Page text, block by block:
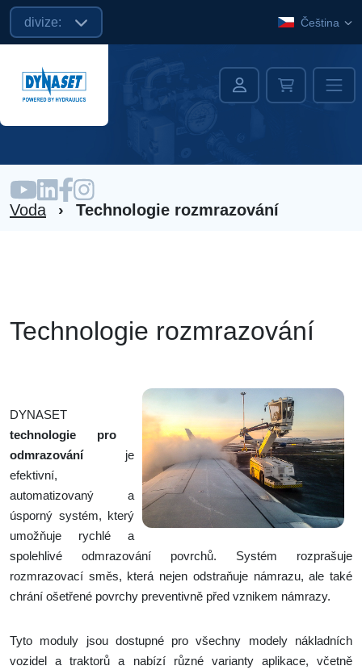
divize: Čeština
Voda › Technologie rozmrazování
Technologie rozmrazování
DYNASET
technologie pro
odmrazováníje
efektivní,
automatizovaný a
úsporný systém, který
umožňuje rychlé a
spolehlivé odmrazování povrchů. Systém rozprašuje
rozmrazovací směs, která nejen odstraňuje námrazu, ale také
chrání ošetřené povrchy preventivně před vznikem námrazy.
Tyto moduly jsou dostupné pro všechny modely nákladních
vozidel a traktorů a nabízí různé varianty aplikace, včetně